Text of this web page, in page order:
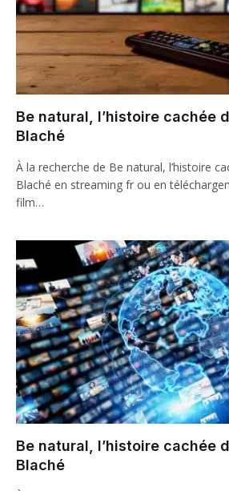
Be natural, l’histoire cachée
Blaché
À la recherche de Be natural, l’histoire
Blaché en streaming fr ou en
film…
Be natural, l’histoire cachée
Blaché